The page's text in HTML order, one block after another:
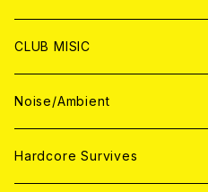
ANALOG
ANALOG
CD
ANALOG
CD
ANALOG
WORLD
CD
ANALOG
JAPAN
CD
ANALOG
WORLD
CD
CLUB MISIC
JAPAN
CD
WORLD
Noise/Ambient
JAPAN
Hardcore Survives